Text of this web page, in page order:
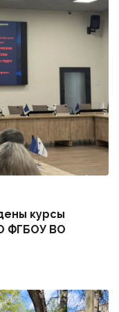
курсы
ФГБОУ ВО